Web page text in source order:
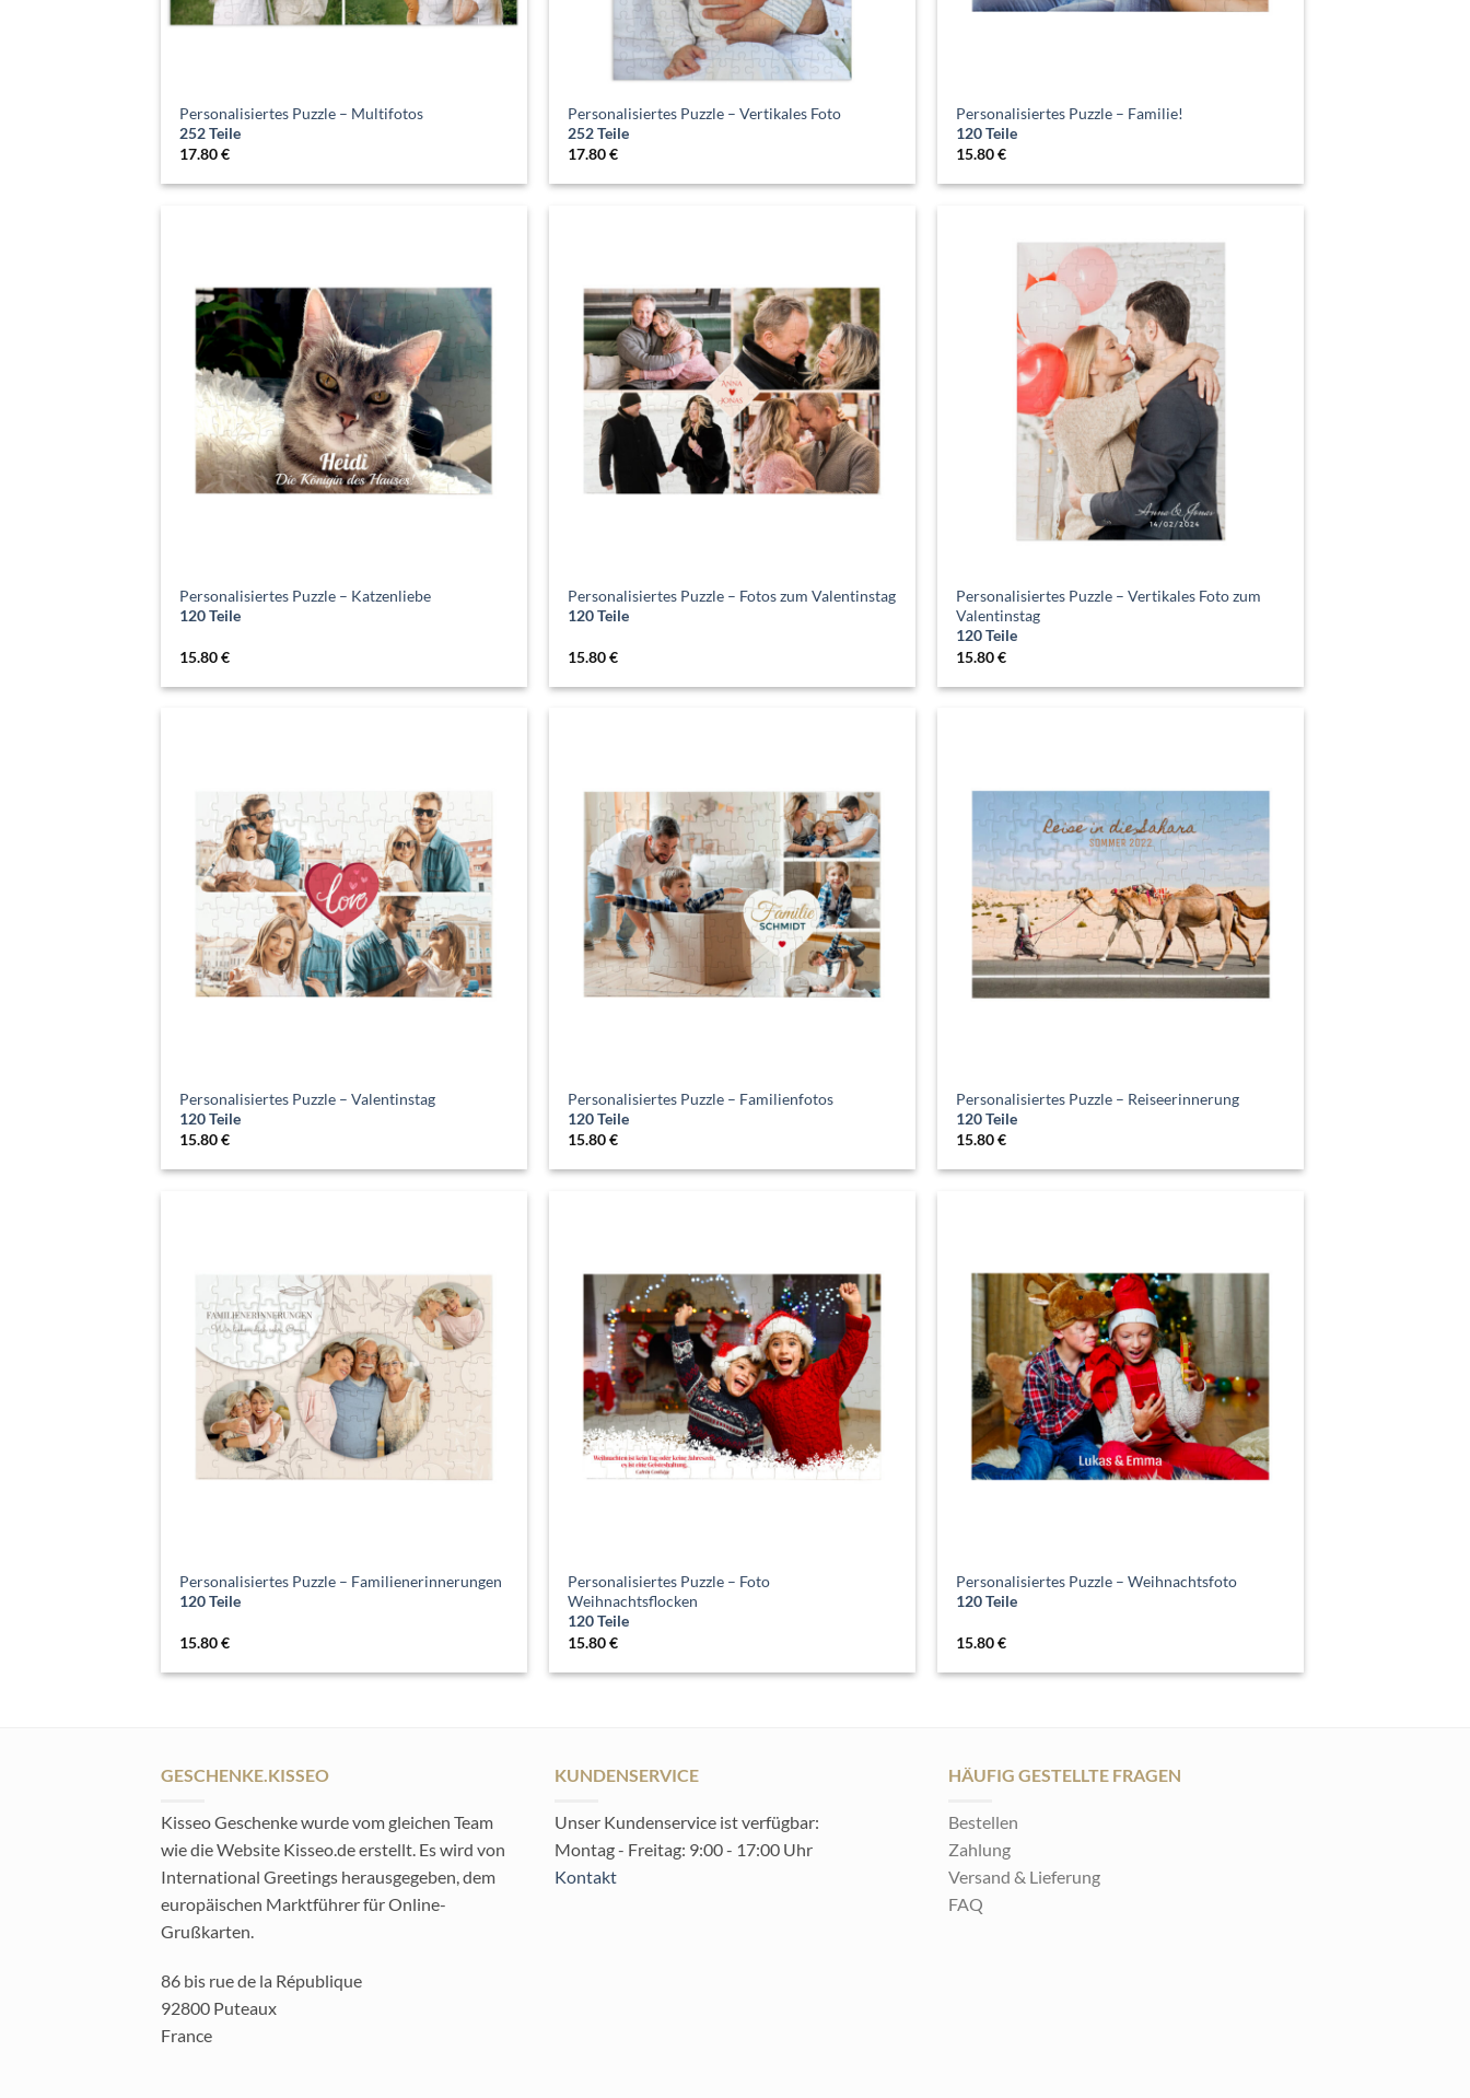
Personalisiertes Puzzle – Multifotos
252 Teile
17.80€
Personalisiertes Puzzle – Vertikales Foto
252 Teile
17.80€
Personalisiertes Puzzle – Familie!
120 Teile
15.80€
Personalisiertes Puzzle – Katzenliebe
120 Teile
15.80€
Personalisiertes Puzzle – Fotos zum Valentinstag
120 Teile
15.80€
Personalisiertes Puzzle – Vertikales Foto zum
Valentinstag
120 Teile
15.80€
Personalisiertes Puzzle – Valentinstag
120 Teile
15.80€
Personalisiertes Puzzle – Familienfotos
120 Teile
15.80€
Personalisiertes Puzzle – Reiseerinnerung
120 Teile
15.80€
Personalisiertes Puzzle – Familienerinnerungen
120 Teile
15.80€
Personalisiertes Puzzle – Foto
Weihnachtsflocken
120 Teile
15.80€
Personalisiertes Puzzle – Weihnachtsfoto
120 Teile
15.80€
GESCHENKE.KISSEO
Kisseo Geschenke wurde vom gleichen Team
wie die Website Kisseo.de erstellt. Es wird von
International Greetings herausgegeben, dem
europäischen Marktführer für Online-
Grußkarten.
86 bis rue de la République
92800 Puteaux
France
KUNDENSERVICE
Unser Kundenservice ist verfügbar:
Montag - Freitag: 9:00 - 17:00 Uhr
Kontakt
HÄUFIG GESTELLTE FRAGEN
Bestellen
Zahlung
Versand & Lieferung
FAQ